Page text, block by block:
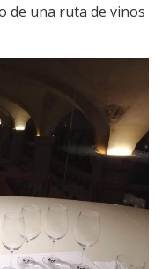
de una ruta de vinos